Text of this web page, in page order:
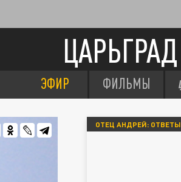
ЦАРЬГРАД
ЭФИР ФИЛЬМЫ
ОТЕЦ АНДРЕЙ: ОТВЕТЫ